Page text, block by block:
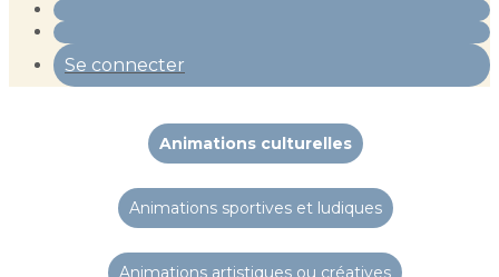
Se connecter
Animations culturelles
Animations sportives et ludiques
Animations artistiques ou créatives